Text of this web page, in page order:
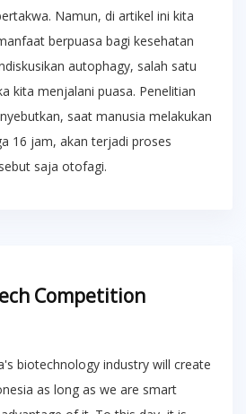
Namun, di artikel ini kita
berpuasa bagi kesehatan
autophagy, salah satu
kita menjalani puasa. Penelitian
saat manusia melakukan
16 jam, akan terjadi proses
saja otofagi.
Competition
biotechnology industry will create
as long as we are smart